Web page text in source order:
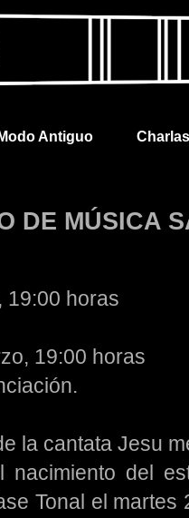
Antiguo
DE MÚSICA
19:00 horas
19:00 horas
la cantata Jesu
nacimiento del
Tonal el